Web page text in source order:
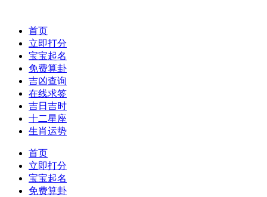
首页
立即打分
宝宝起名
免费算卦
吉凶查询
在线求签
吉日吉时
十二星座
生肖运势
首页
立即打分
宝宝起名
免费算卦